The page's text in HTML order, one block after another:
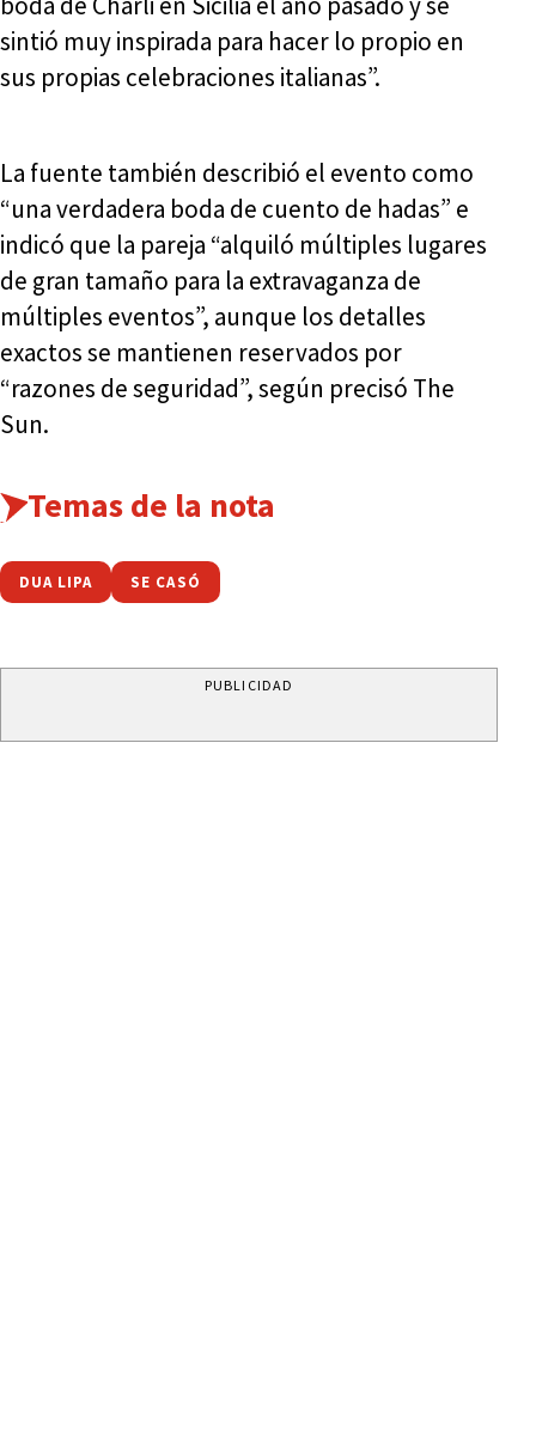
sintió muy inspirada para hacer lo propio en
sus propias celebraciones italianas”.
La fuente también describió el evento como
“una verdadera boda de cuento de hadas” e
indicó que la pareja “alquiló múltiples lugares
de gran tamaño para la extravaganza de
múltiples eventos”, aunque los detalles
exactos se mantienen reservados por
“razones de seguridad”, según precisó The
Sun.
Temas de la nota
DUA LIPA SE CASÓ
PUBLICIDAD